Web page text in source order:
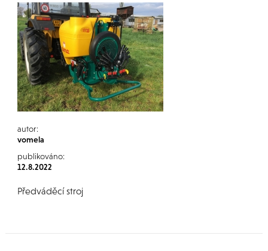
autor:
vomela
publikováno:
12.8.2022
Předváděcí stroj